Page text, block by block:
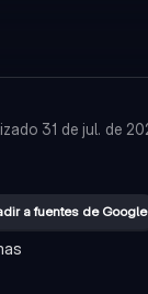
31 de jul. de
a fuentes de Google